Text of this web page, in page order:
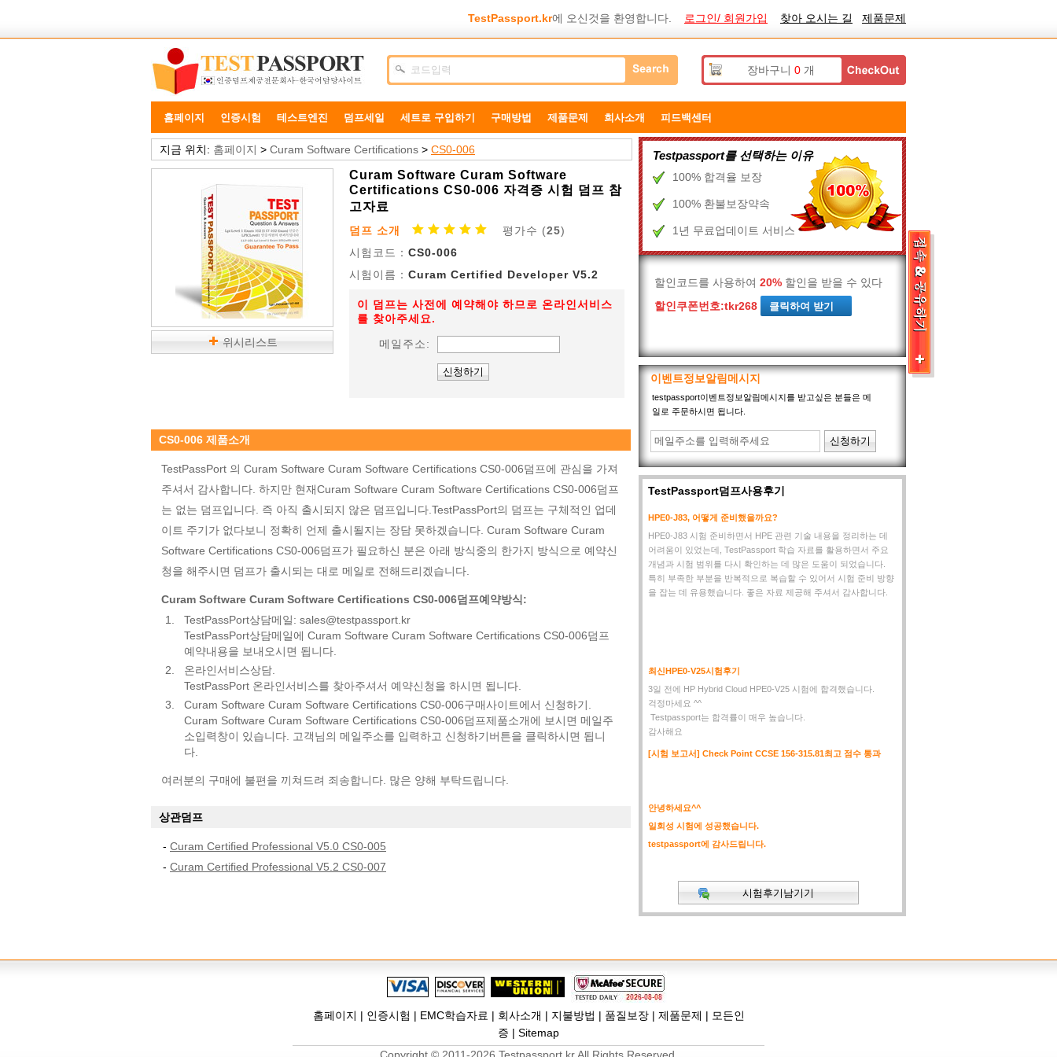
TestPassport.kr에 오신것을 환영합니다. 로그인/ 회원가입 찾아 오시는 길 제품문제
장바구니 0개
홈페이지 인증시험 테스트엔진 덤프세일 세트로 구입하기 구매방법 제품문제 희사소개 피드백센터
지금 위치: 홈페이지 > Curam Software Certifications > CS0-006
위시리스트
Curam Software Curam Software
Certifications CS0-006 자격증 시험 덤프 참
고자료
덤프 소개 평가수 (25)
시험코드： CS0-006
시험이름： Curam Certified Developer V5.2
이 덤프는 사전에 예약해야 하므로 온라인서비스
를 찾아주세요.
메일주소:
CS0-006 제품소개
TestPassPort 의 Curam Software Curam Software Certifications CS0-006덤프에 관심을 가져
주셔서 감사합니다. 하지만 현재Curam Software Curam Software Certifications CS0-006덤프
는 없는 덤프입니다. 즉 아직 출시되지 않은 덤프입니다.TestPassPort의 덤프는 구체적인 업데
이트 주기가 없다보니 정확히 언제 출시될지는 장담 못하겠습니다. Curam Software Curam
Software Certifications CS0-006덤프가 필요하신 분은 아래 방식중의 한가지 방식으로 예약신
청을 해주시면 덤프가 출시되는 대로 메일로 전해드리겠습니다.
Curam Software Curam Software Certifications CS0-006덤프예약방식:
1.
TestPassPort상담메일: sales@testpassport.kr
TestPassPort상담메일에 Curam Software Curam Software Certifications CS0-006덤프
예약내용을 보내오시면 됩니다.
2.
온라인서비스상담.
TestPassPort 온라인서비스를 찾아주셔서 예약신청을 하시면 됩니다.
3.
Curam Software Curam Software Certifications CS0-006구매사이트에서 신청하기.
Curam Software Curam Software Certifications CS0-006덤프제품소개에 보시면 메일주
소입력창이 있습니다. 고객님의 메일주소를 입력하고 신청하기버튼을 클릭하시면 됩니
다.
여러분의 구매에 불편을 끼쳐드려 죄송합니다. 많은 양해 부탁드립니다.
상관덤프
- Curam Certified Professional V5.0 CS0-005
- Curam Certified Professional V5.2 CS0-007
Testpassport를 선택하는 이유
100% 합격율 보장
100% 환불보장약속
1년 무료업데이트 서비스
할인코드를 사용하여 20% 할인을 받을 수 있다
할인쿠폰번호:tkr268
이벤트정보알림메시지
testpassport이벤트정보알림메시지를 받고싶은 분들은 메
일로 주문하시면 됩니다.
TestPassport덤프사용후기
HPE0-J83, 어떻게 준비했을까요?
HPE0-J83 시험 준비하면서 HPE 관련 기술 내용을 정리하는 데
어려움이 있었는데, TestPassport 학습 자료를 활용하면서 주요
개념과 시험 범위를 다시 확인하는 데 많은 도움이 되었습니다.
특히 부족한 부분을 반복적으로 복습할 수 있어서 시험 준비 방향
을 잡는 데 유용했습니다. 좋은 자료 제공해 주셔서 감사합니다.
최신HPE0-V25시험후기
3일 전에 HP Hybrid Cloud HPE0-V25 시험에 합격했습니다.
걱정마세요 ^^
Testpassport는 합격률이 매우 높습니다.
감사해요
[시험 보고서] Check Point CCSE 156-315.81최고 점수 통과
안녕하세요^^
일회성 시험에 성공했습니다.
testpassport에 감사드립니다.
홈페이지 | 인증시험 | EMC학습자료 | 회사소개 | 지불방법 | 품질보장| 제품문제 | 모든인
증 | Sitemap